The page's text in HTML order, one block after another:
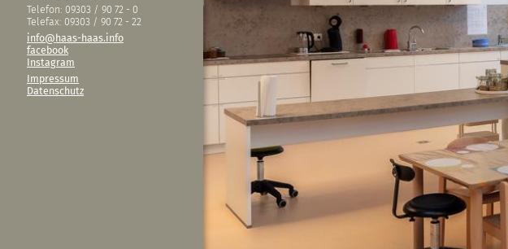
Telefon: 09303 / 90 72 - 0
Telefax: 09303 / 90 72 - 22
info@haas-haas.info
facebook
Instagram
Impressum
Datenschutz